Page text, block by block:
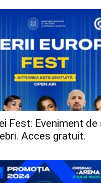
Fest: Eveniment
Acces gratuit.